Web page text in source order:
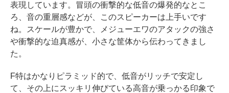
表現しています。冒頭の衝撃的な低音の爆発的なとこ
ろ、音の重層感などが、このスピーカーは上手いです
ね。スケールが豊かで、メジューエワのアタックの強さ
や衝撃的な迫真感が、小さな筐体から伝わってきまし
た。
F特はかなりピラミッド的で、低音がリッチで安定し
て、その上にスッキリ伸びている高音が乗っかる印象で